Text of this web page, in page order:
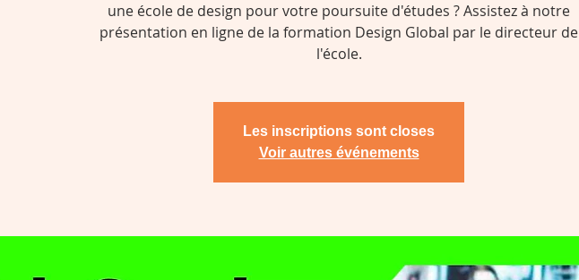
une école de design pour votre poursuite d'études ? Assistez à notre
présentation en ligne de la formation Design Global par le directeur de
l'école.
Les inscriptions sont closes
Voir autres événements